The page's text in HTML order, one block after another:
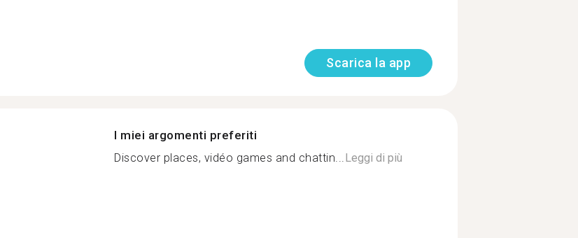
Scarica la app
I miei argomenti preferiti
Discover places, vidéo games and chattin...Leggi di più